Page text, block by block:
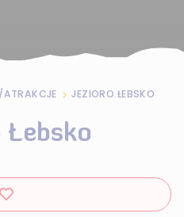
ATRAKCJE JEZIORO ŁEBSKO
Łebsko